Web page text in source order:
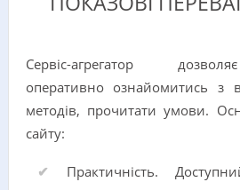
Сервіс-агрегатор
оперативно ознайомитись з
методів, прочитати умови.
сайту:
Практичність.